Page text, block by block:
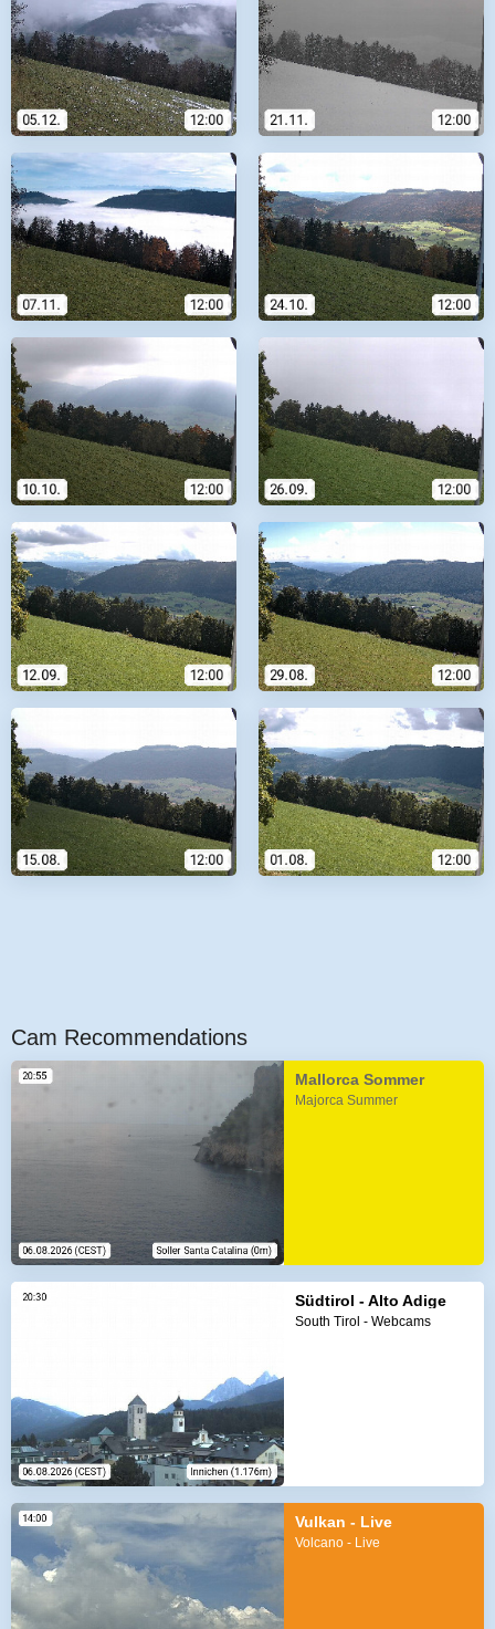
Cam Recommendations
Mallorca Sommer
Majorca Summer
Südtirol - Alto Adige
South Tirol - Webcams
Vulkan - Live
Volcano - Live